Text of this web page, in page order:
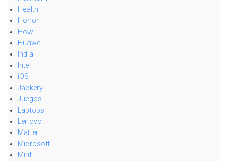
Health
Honor
How
Huawei
India
Intel
iOS
Jackery
Juegos
Laptops
Lenovo
Matter
Microsoft
Mint